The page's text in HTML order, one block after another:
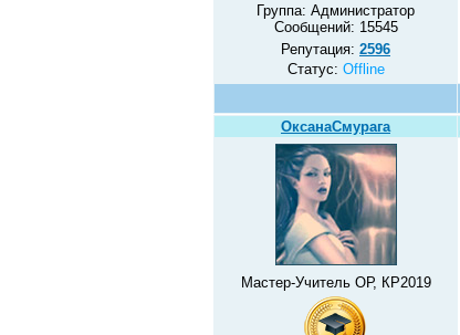
Группа: Администратор
Сообщений: 15545
Репутация: 2596
Статус: Offline
ОксанаСмурага
Мастер-Учитель ОР, КР2019